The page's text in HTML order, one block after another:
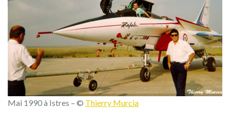
Mai 1990 à Istres – © Thierry Murcia